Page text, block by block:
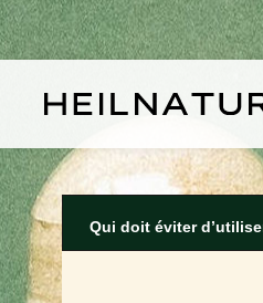
au contenu principal
Passer à la navigation principale
Qui doit éviter